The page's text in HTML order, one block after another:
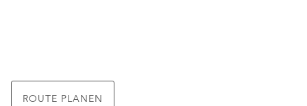
ROUTE PLANEN